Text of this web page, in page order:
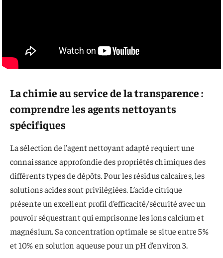
La chimie au service de la transparence :
comprendre les agents nettoyants
spécifiques
La sélection de l’agent nettoyant adapté requiert une
connaissance approfondie des propriétés chimiques des
différents types de dépôts. Pour les résidus calcaires, les
solutions acides sont privilégiées. L’acide citrique
présente un excellent profil d’efficacité/sécurité avec un
pouvoir séquestrant qui emprisonne les ions calcium et
magnésium. Sa concentration optimale se situe entre 5%
et 10% en solution aqueuse pour un pH d’environ 3.